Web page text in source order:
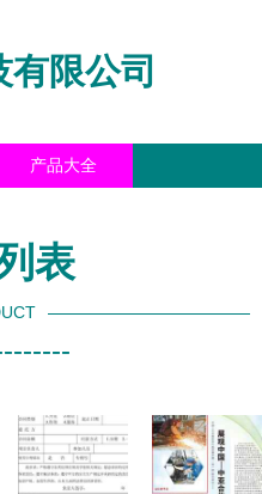
限公司
产品大全
表